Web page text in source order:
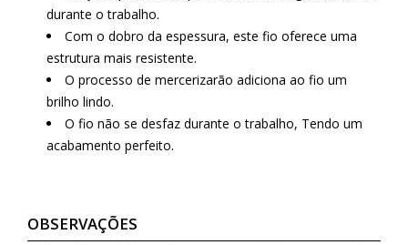
durante o trabalho.
Com o dobro da espessura, este fio oferece uma
estrutura mais resistente.
O processo de mercerizarão adiciona ao fio um
brilho lindo.
O fio não se desfaz durante o trabalho, Tendo um
acabamento perfeito.
OBSERVAÇÕES